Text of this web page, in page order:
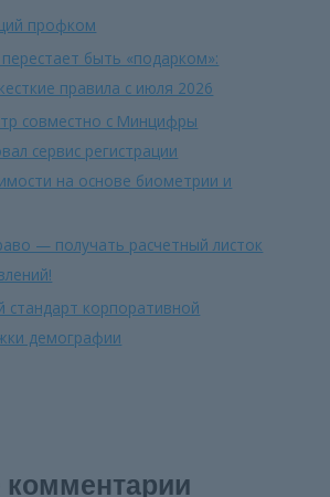
профком
быть «подарком»:
правила с июля 2026
совместно с Минцифры
сервис регистрации
на основе биометрии и
— получать расчетный листок
стандарт корпоративной
демографии